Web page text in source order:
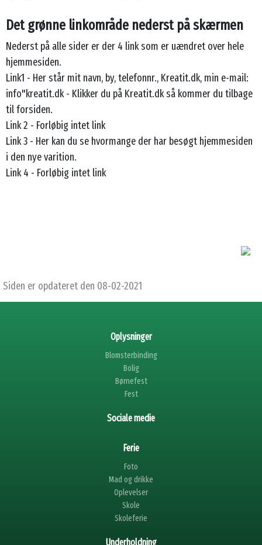
Det grønne linkområde nederst på skærmen
Nederst på alle sider er der 4 link som er uændret over hele
hjemmesiden.
Link1 - Her står mit navn, by, telefonnr., Kreatit.dk, min e-mail:
info"kreatit.dk - Klikker du på Kreatit.dk så kommer du tilbage
til forsiden.
Link 2 - Forløbig intet link
Link 3 - Her kan du se hvormange der har besøgt hjemmesiden
i den nye varition.
Link 4 - Forløbig intet link
Siden er opdateret den 08-02-2021
Oplysninger
Blomsterbinding
Bolig
Børnefest
Fest
Sociale medie
Ferie
Foto
Mad og drikke
Oplevelser
Skole
Skoleferie
Underholdning